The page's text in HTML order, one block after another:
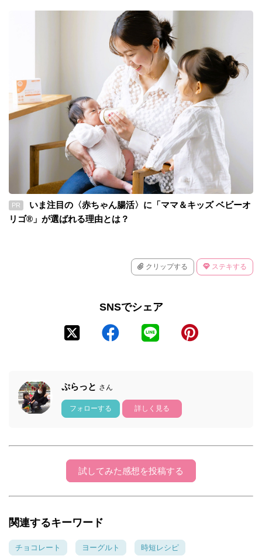
PR
いま注目の〈赤ちゃん腸活〉に「ママ＆キッズ ベビーオ
リゴ®」が選ばれる理由とは？
クリップする ステキする
SNSでシェア
ぷらっと さん
フォローする 詳しく見る
試してみた感想を投稿する
関連するキーワード
チョコレート ヨーグルト 時短レシピ